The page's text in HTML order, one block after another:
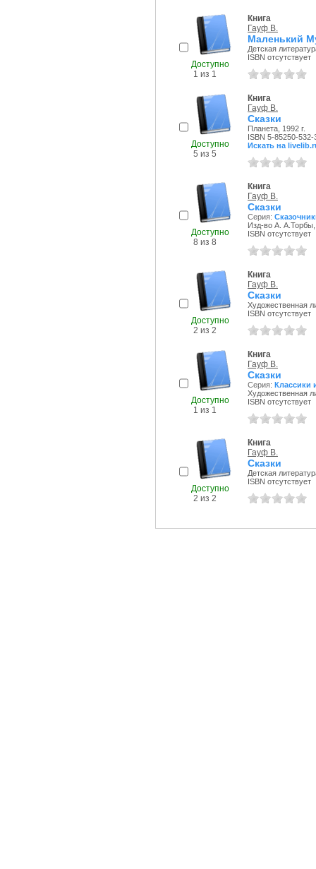
Доступно
1 из 1
Книга
Гауф В.
Маленький
Детская
ISBN отсутствует
Доступно
5 из 5
Книга
Гауф В.
Сказки
Планета, 1992 г.
ISBN 5-85250-532-
Искать на
Доступно
8 из 8
Книга
Гауф В.
Сказки
Серия:
Изд-во А. А.Торбы,
ISBN отсутствует
Доступно
2 из 2
Книга
Гауф В.
Сказки
Художественная
ISBN отсутствует
Доступно
1 из 1
Книга
Гауф В.
Сказки
Серия: Классики
Художественная
ISBN отсутствует
Доступно
2 из 2
Книга
Гауф В.
Сказки
Детская
ISBN отсутствует